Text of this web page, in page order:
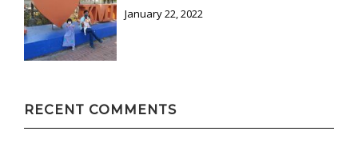
January 22, 2022
RECENT COMMENTS